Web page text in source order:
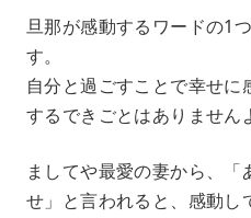
旦那が感動するワードの1
す。
自分と過ごすことで幸せ
するできごとはありません
ましてや最愛の妻から、
せ」と言われると、感動し